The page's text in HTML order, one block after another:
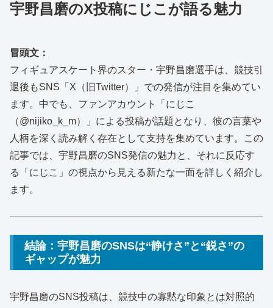
宇野昌磨のX投稿にじこが語る魅力
冒頭文：
フィギュアスケート界のスター・宇野昌磨選手は、競技引
退後もSNS「X（旧Twitter）」での発信が注目を集めてい
ます。中でも、ファンアカウント「にじこ
（@nijiko_k_m）」による投稿が話題となり、彼の言葉や
人柄を深く読み解く存在として支持を集めています。この
記事では、宇野昌磨のSNS発信の魅力と、それに反応す
る「にじこ」の視点から見える新たな一面を詳しく紹介し
ます。
結論：宇野昌磨のSNSは“静けさ”と“鋭さ”の
ギャップが魅力
宇野昌磨のSNS投稿は、競技中の寡黙な印象とは対照的